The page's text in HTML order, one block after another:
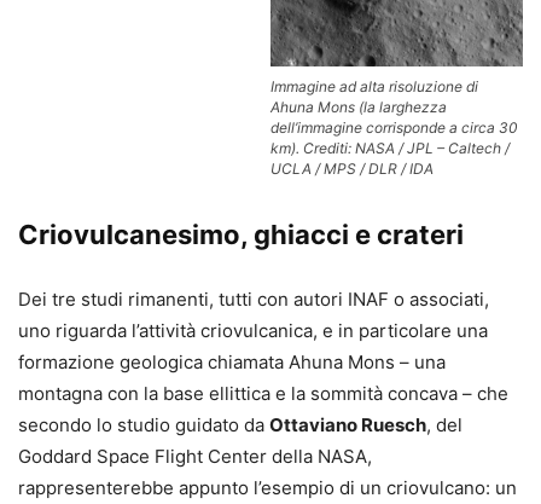
Immagine ad alta risoluzione di
Ahuna Mons (la larghezza
dell’immagine corrisponde a circa 30
km). Crediti: NASA / JPL – Caltech /
UCLA / MPS / DLR / IDA
Criovulcanesimo, ghiacci e crateri
Dei tre studi rimanenti, tutti con autori INAF o associati,
uno riguarda l’attività criovulcanica, e in particolare una
formazione geologica chiamata Ahuna Mons – una
montagna con la base ellittica e la sommità concava – che
secondo lo studio guidato da Ottaviano Ruesch, del
Goddard Space Flight Center della NASA,
rappresenterebbe appunto l’esempio di un criovulcano: un